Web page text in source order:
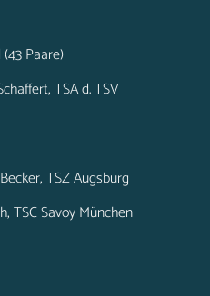
Paare)
TSA d. TSV
TSZ Augsburg
TSC Savoy München